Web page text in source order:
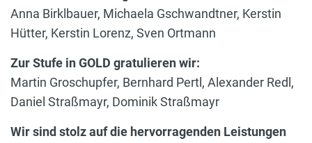
Anna Birklbauer, Michaela Gschwandtner, Kerstin
Hütter, Kerstin Lorenz, Sven Ortmann
Zur Stufe in GOLD gratulieren wir:
Martin Groschupfer, Bernhard Pertl, Alexander Redl,
Daniel Straßmayr, Dominik Straßmayr
Wir sind stolz auf die hervorragenden Leistungen